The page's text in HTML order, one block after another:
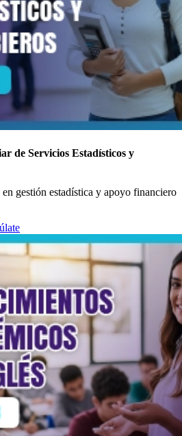
de Servicios Estadísticos y
gestión estadística y apoyo financiero